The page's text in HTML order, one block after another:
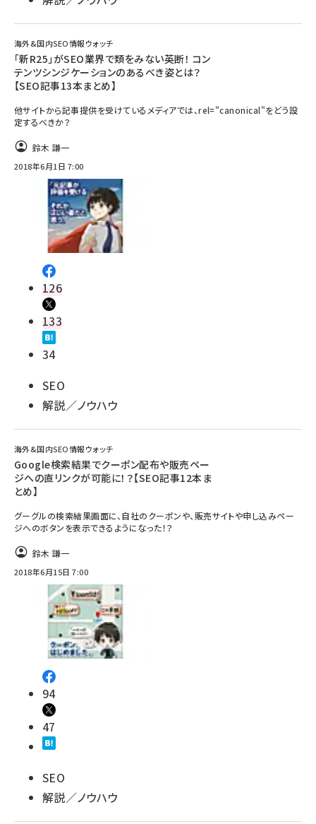
海外&国内SEO情報ウォッチ
「新R25」がSEO業界で類をみない英断！ コン
テンツシンジケーションのあるべき姿とは？
【SEO記事13本まとめ】
他サイトから記事提供を受けているメディアでは、rel="canonical"をどう設
定するべきか？
鈴木 謙一
2018年6月1日 7:00
126
133
34
SEO
解説／ノウハウ
海外&国内SEO情報ウォッチ
Google検索結果でクーポン配布や販売ペー
ジへの直リンクが可能に！？【SEO記事12本ま
とめ】
グーグルの検索結果画面に、自社のクーポンや、販売サイトや申し込みペー
ジへのボタンを表示できるようになった！？
鈴木 謙一
2018年6月15日 7:00
94
47
SEO
解説／ノウハウ